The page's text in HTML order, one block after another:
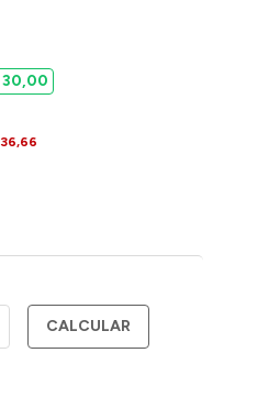
30,00
36,66
CALCULAR